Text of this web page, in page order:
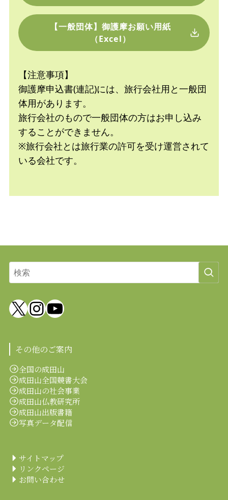
【一般団体】御護摩お願い用紙
（Excel）
【注意事項】
御護摩申込書(連記)には、旅行会社用と一般団
体用があります。
旅行会社のもので一般団体の方はお申し込み
することができません。
※旅行会社とは旅行業の許可を受け運営されて
いる会社です。
X Instagram
YouTube
その他のご案内
全国の成田山
成田山全国競書大会
成田山の社会事業
成田山仏教研究所
成田山出版書籍
写真データ配信
サイトマップ
リンクページ
お問い合わせ